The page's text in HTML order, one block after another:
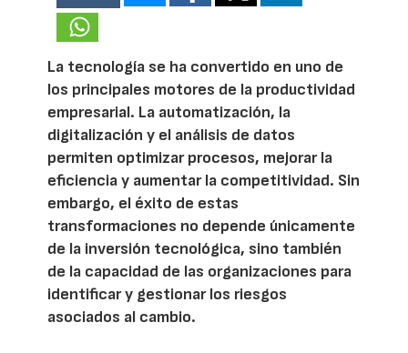
La tecnología se ha convertido en uno de
los principales motores de la productividad
empresarial. La automatización, la
digitalización y el análisis de datos
permiten optimizar procesos, mejorar la
eficiencia y aumentar la competitividad. Sin
embargo, el éxito de estas
transformaciones no depende únicamente
de la inversión tecnológica, sino también
de la capacidad de las organizaciones para
identificar y gestionar los riesgos
asociados al cambio.